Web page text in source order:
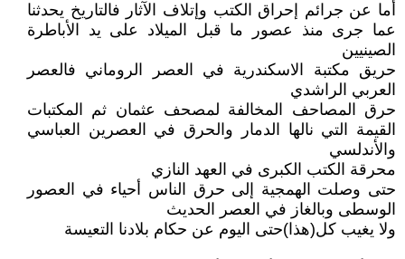
أما عن جرائم إحراق الكتب وإتلاف الآثار فالتاريخ يحدثنا
عما جرى منذ عصور ما قبل الميلاد على يد الأباطرة
الصينيين
حريق مكتبة الاسكندرية في العصر الروماني فالعصر
العربي الراشدي
حرق المصاحف المخالفة لمصحف عثمان ثم المكتبات
القيمة التي نالها الدمار والحرق في العصرين العباسي
والأندلسي
محرقة الكتب الكبرى في العهد النازي
حتى وصلت الهمجية إلى حرق الناس أحياء في العصور
الوسطى وبالغاز في العصر الحديث
ولا يغيب كل(هذا)حتى اليوم عن حكام بلادنا التعيسة